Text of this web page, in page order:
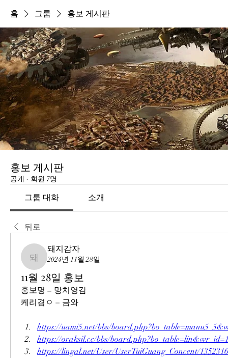
홈 그룹 홍보 게시판
홍보 게시판
공개 · 회원 7명
그룹 대화 소개
뒤로
돼지감자
돼지감자
2024년 11월 28일
11월 28일 홍보
홍보명 = 망치영감
케리겸ㅇ = 금와
https://uami5.net/bbs/
https://oraksil.cc/bbs/
https://lingal.net/User/UserTuiGuang_Concent/1352316